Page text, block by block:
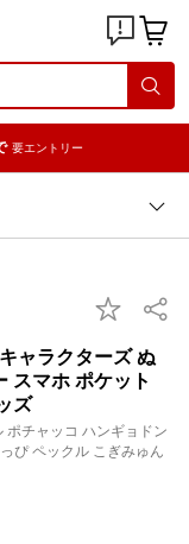
要エントリー
ャラクターズ ぬ
スマホ ポケット
ズ
ポチャッコ ハンギョドン
ぴ ペックル こぎみゅん